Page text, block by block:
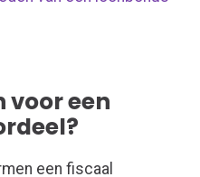
voor een
een fiscaal